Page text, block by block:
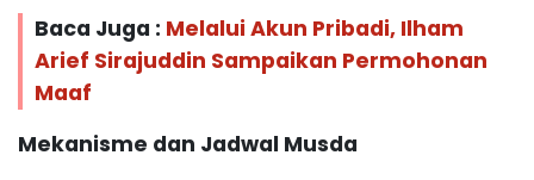
Baca Juga : Melalui Akun Pribadi, Ilham
Arief Sirajuddin Sampaikan Permohonan
Maaf
Mekanisme dan Jadwal Musda